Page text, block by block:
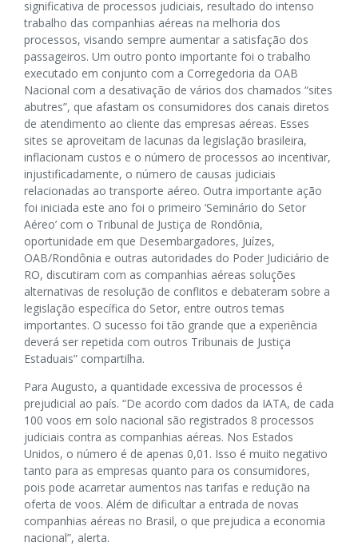
significativa de processos judiciais, resultado do intenso
trabalho das companhias aéreas na melhoria dos
processos, visando sempre aumentar a satisfação dos
passageiros. Um outro ponto importante foi o trabalho
executado em conjunto com a Corregedoria da OAB
Nacional com a desativação de vários dos chamados “sites
abutres”, que afastam os consumidores dos canais diretos
de atendimento ao cliente das empresas aéreas. Esses
sites se aproveitam de lacunas da legislação brasileira,
inflacionam custos e o número de processos ao incentivar,
injustificadamente, o número de causas judiciais
relacionadas ao transporte aéreo. Outra importante ação
foi iniciada este ano foi o primeiro ‘Seminário do Setor
Aéreo’ com o Tribunal de Justiça de Rondônia,
oportunidade em que Desembargadores, Juízes,
OAB/Rondônia e outras autoridades do Poder Judiciário de
RO, discutiram com as companhias aéreas soluções
alternativas de resolução de conflitos e debateram sobre a
legislação específica do Setor, entre outros temas
importantes. O sucesso foi tão grande que a experiência
deverá ser repetida com outros Tribunais de Justiça
Estaduais” compartilha.
Para Augusto, a quantidade excessiva de processos é
prejudicial ao país. “De acordo com dados da IATA, de cada
100 voos em solo nacional são registrados 8 processos
judiciais contra as companhias aéreas. Nos Estados
Unidos, o número é de apenas 0,01. Isso é muito negativo
tanto para as empresas quanto para os consumidores,
pois pode acarretar aumentos nas tarifas e redução na
oferta de voos. Além de dificultar a entrada de novas
companhias aéreas no Brasil, o que prejudica a economia
nacional”, alerta.